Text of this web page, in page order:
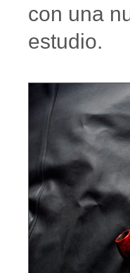
con una
estudio.